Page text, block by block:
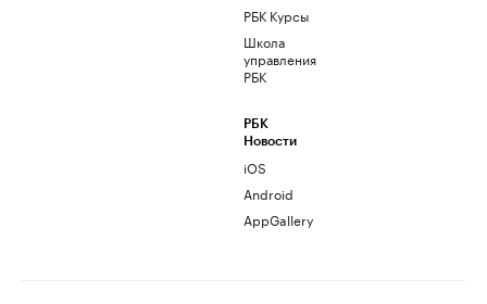
РБК Курсы
Школа
управления
РБК
РБК
Новости
iOS
Android
AppGallery